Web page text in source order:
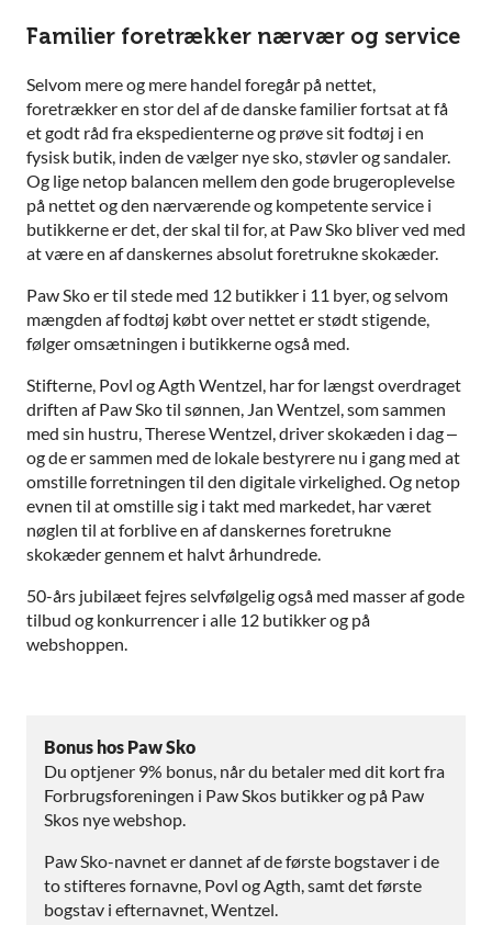
Familier foretrækker nærvær og service
Selvom mere og mere handel foregår på nettet,
foretrækker en stor del af de danske familier fortsat at få
et godt råd fra ekspedienterne og prøve sit fodtøj i en
fysisk butik, inden de vælger nye sko, støvler og sandaler.
Og lige netop balancen mellem den gode brugeroplevelse
på nettet og den nærværende og kompetente service i
butikkerne er det, der skal til for, at Paw Sko bliver ved med
at være en af danskernes absolut foretrukne skokæder.
Paw Sko er til stede med 12 butikker i 11 byer, og selvom
mængden af fodtøj købt over nettet er stødt stigende,
følger omsætningen i butikkerne også med.
Stifterne, Povl og Agth Wentzel, har for længst overdraget
driften af Paw Sko til sønnen, Jan Wentzel, som sammen
med sin hustru, Therese Wentzel, driver skokæden i dag –
og de er sammen med de lokale bestyrere nu i gang med at
omstille forretningen til den digitale virkelighed. Og netop
evnen til at omstille sig i takt med markedet, har været
nøglen til at forblive en af danskernes foretrukne
skokæder gennem et halvt århundrede.
50-års jubilæet fejres selvfølgelig også med masser af gode
tilbud og konkurrencer i alle 12 butikker og på
webshoppen.
Bonus hos Paw Sko
Du optjener 9% bonus, når du betaler med dit kort fra
Forbrugsforeningen i Paw Skos butikker og på Paw
Skos nye webshop.
Paw Sko-navnet er dannet af de første bogstaver i de
to stifteres fornavne, Povl og Agth, samt det første
bogstav i efternavnet, Wentzel.